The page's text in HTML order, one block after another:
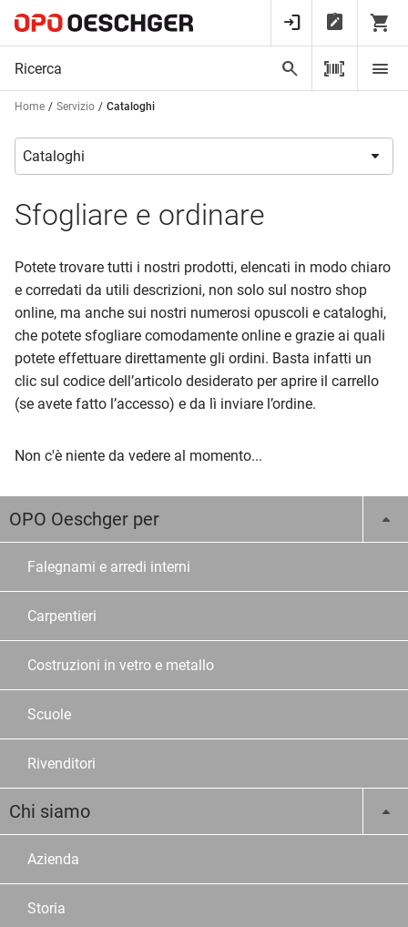
Home Servizio Cataloghi
Sfogliare e ordinare
Potete trovare tutti i nostri prodotti, elencati in modo chiaro
e corredati da utili descrizioni, non solo sul nostro shop
online, ma anche sui nostri numerosi opuscoli e cataloghi,
che potete sfogliare comodamente online e grazie ai quali
potete effettuare direttamente gli ordini. Basta infatti un
clic sul codice dell’articolo desiderato per aprire il carrello
(se avete fatto l’accesso) e da lì inviare l’ordine.
Non c'è niente da vedere al momento...
OPO Oeschger per
Falegnami e arredi interni
Carpentieri
Costruzioni in vetro e metallo
Scuole
Rivenditori
Chi siamo
Azienda
Storia